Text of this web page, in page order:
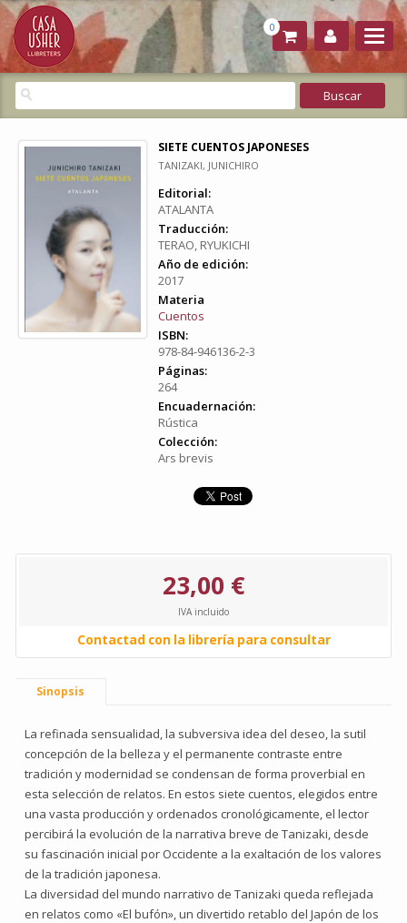
0
SIETE CUENTOS JAPONESES
TANIZAKI, JUNICHIRO
Editorial:
ATALANTA
Traducción:
TERAO, RYUKICHI
Año de edición:
2017
Materia
Cuentos
ISBN:
978-84-946136-2-3
Páginas:
264
Encuadernación:
Rústica
Colección:
Ars brevis
23,00 €
IVA incluido
Contactad con la librería para consultar
Sinopsis
La refinada sensualidad, la subversiva idea del deseo, la sutil
concepción de la belleza y el permanente contraste entre
tradición y modernidad se condensan de forma proverbial en
esta selección de relatos. En estos siete cuentos, elegidos entre
una vasta producción y ordenados cronológicamente, el lector
percibirá la evolución de la narrativa breve de Tanizaki, desde
su fascinación inicial por Occidente a la exaltación de los valores
de la tradición japonesa.
La diversidad del mundo narrativo de Tanizaki queda reflejada
en relatos como «El bufón», un divertido retablo del Japón de los